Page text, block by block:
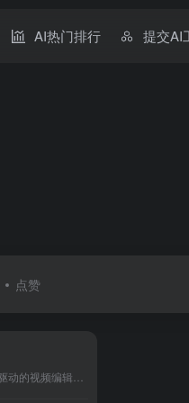
AI热门排行 提交AI
点赞